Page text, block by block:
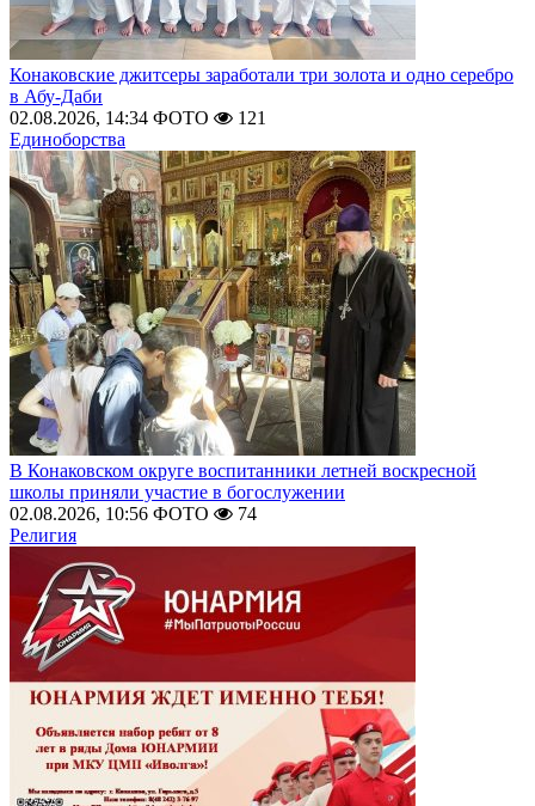
Конаковские джитсеры заработали три золота и одно серебро
в Абу-Даби
02.08.2026, 14:34 ФОТО
121
Единоборства
В Конаковском округе воспитанники летней воскресной
школы приняли участие в богослужении
02.08.2026, 10:56 ФОТО
74
Религия